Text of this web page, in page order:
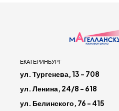
ЕКАТЕРИНБУРГ
ул. Тургенева, 13 - 708
ул. Ленина, 24/8 - 618
ул. Белинского, 76 - 415